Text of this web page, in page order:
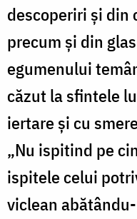
descoperiri și din
precum și din
egumenului
căzut la sfintele
iertare și cu
„Nu ispitind pe
ispitele celui
viclean